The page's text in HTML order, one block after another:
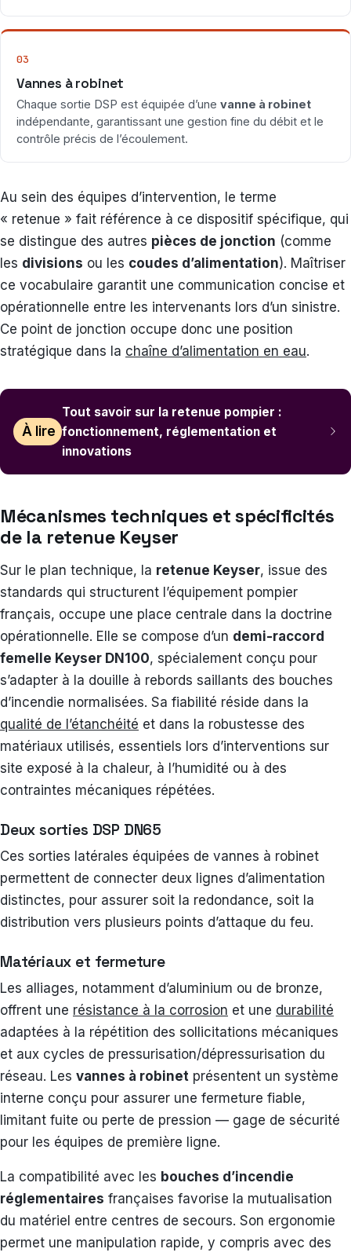
03
Vannes à robinet
Chaque sortie DSP est équipée d’une vanne à robinet
indépendante, garantissant une gestion fine du débit et le
contrôle précis de l’écoulement.
Au sein des équipes d’intervention, le terme
« retenue » fait référence à ce dispositif spécifique, qui
se distingue des autres pièces de jonction (comme
les divisions ou les coudes d’alimentation). Maîtriser
ce vocabulaire garantit une communication concise et
opérationnelle entre les intervenants lors d’un sinistre.
Ce point de jonction occupe donc une position
stratégique dans la chaîne d’alimentation en eau.
À lire
Tout savoir sur la retenue pompier :
fonctionnement, réglementation et
innovations
Mécanismes techniques et spécificités
de la retenue Keyser
Sur le plan technique, la retenue Keyser, issue des
standards qui structurent l’équipement pompier
français, occupe une place centrale dans la doctrine
opérationnelle. Elle se compose d’un demi-raccord
femelle Keyser DN100, spécialement conçu pour
s’adapter à la douille à rebords saillants des bouches
d’incendie normalisées. Sa fiabilité réside dans la
qualité de l’étanchéité et dans la robustesse des
matériaux utilisés, essentiels lors d’interventions sur
site exposé à la chaleur, à l’humidité ou à des
contraintes mécaniques répétées.
Deux sorties DSP DN65
Ces sorties latérales équipées de vannes à robinet
permettent de connecter deux lignes d’alimentation
distinctes, pour assurer soit la redondance, soit la
distribution vers plusieurs points d’attaque du feu.
Matériaux et fermeture
Les alliages, notamment d’aluminium ou de bronze,
offrent une résistance à la corrosion et une durabilité
adaptées à la répétition des sollicitations mécaniques
et aux cycles de pressurisation/dépressurisation du
réseau. Les vannes à robinet présentent un système
interne conçu pour assurer une fermeture fiable,
limitant fuite ou perte de pression — gage de sécurité
pour les équipes de première ligne.
La compatibilité avec les bouches d’incendie
réglementaires françaises favorise la mutualisation
du matériel entre centres de secours. Son ergonomie
permet une manipulation rapide, y compris avec des